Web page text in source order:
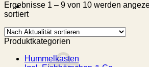
Ergebnisse 1 – 9 von 10 werden
sortiert
Produktkategorien
Hummelkasten